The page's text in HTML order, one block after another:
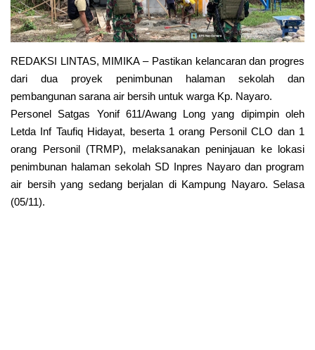
REDAKSI LINTAS, MIMIKA – Pastikan kelancaran dan progres
dari dua proyek penimbunan halaman sekolah dan
pembangunan sarana air bersih untuk warga Kp. Nayaro.
Personel Satgas Yonif 611/Awang Long yang dipimpin oleh
Letda Inf Taufiq Hidayat, beserta 1 orang Personil CLO dan 1
orang Personil (TRMP), melaksanakan peninjauan ke lokasi
penimbunan halaman sekolah SD Inpres Nayaro dan program
air bersih yang sedang berjalan di Kampung Nayaro. Selasa
(05/11).